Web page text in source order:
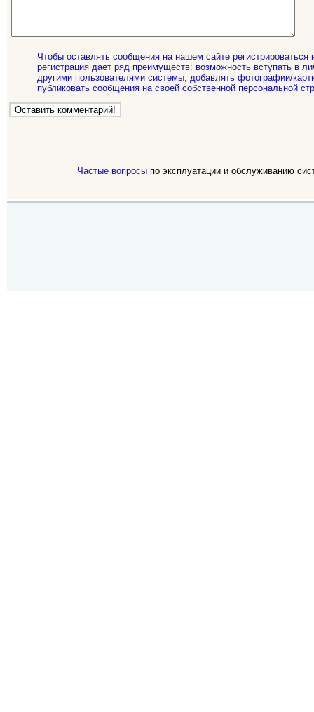
Чтобы оставлять сообщения на нашем сайте регистрироваться
регистрация дает ряд преимуществ: возможность вступать в
другими пользователями системы, добавлять фотографии/
публиковать сообщения на своей собственной персональной
Частые вопросыпо эксплуатации и обслуживанию